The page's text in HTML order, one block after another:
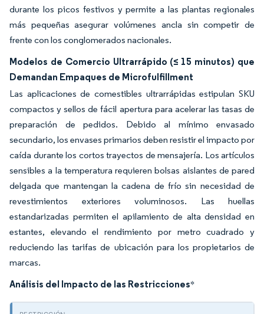
durante los picos festivos y permite a las plantas regionales
más pequeñas asegurar volúmenes ancla sin competir de
frente con los conglomerados nacionales.
Modelos de Comercio Ultrarrápido (≤ 15 minutos) que
Demandan Empaques de Microfulfillment
Las aplicaciones de comestibles ultrarrápidas estipulan SKU
compactos y sellos de fácil apertura para acelerar las tasas de
preparación de pedidos. Debido al mínimo envasado
secundario, los envases primarios deben resistir el impacto por
caída durante los cortos trayectos de mensajería. Los artículos
sensibles a la temperatura requieren bolsas aislantes de pared
delgada que mantengan la cadena de frío sin necesidad de
revestimientos exteriores voluminosos. Las huellas
estandarizadas permiten el apilamiento de alta densidad en
estantes, elevando el rendimiento por metro cuadrado y
reduciendo las tarifas de ubicación para los propietarios de
marcas.
Análisis del Impacto de las Restricciones*